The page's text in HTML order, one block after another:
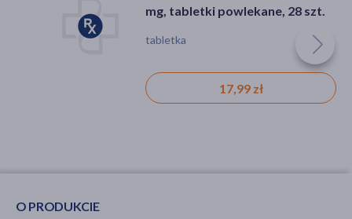
mg, tabletki powlekane, 28 szt.
tabletka
17,99 zł
O PRODUKCIE